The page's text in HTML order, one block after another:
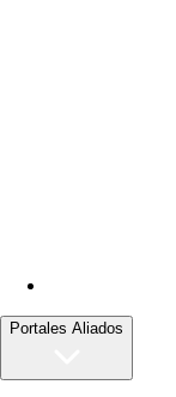
Portales Aliados